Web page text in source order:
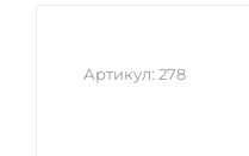
Артикул: 278